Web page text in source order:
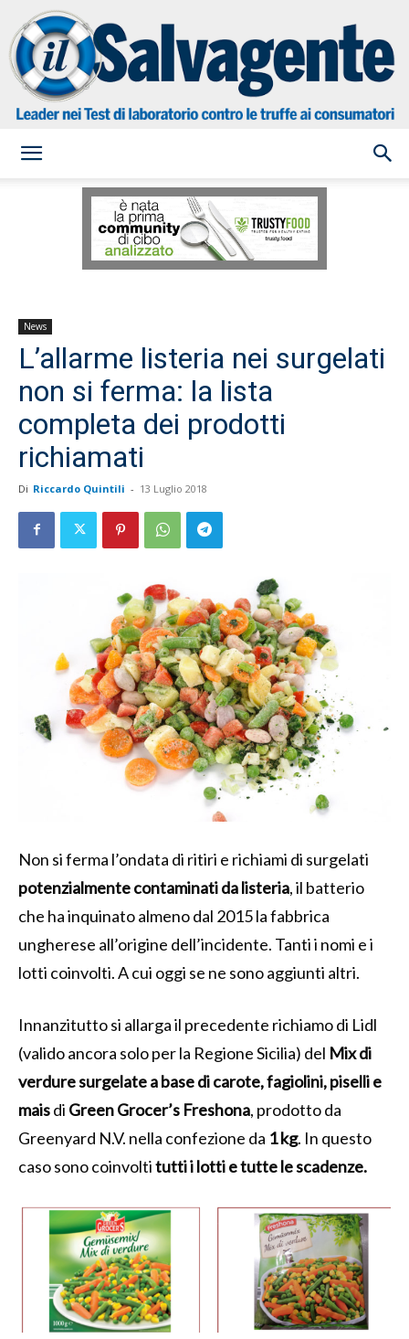
Salvagente
News
L’allarme listeria nei surgelati
non si ferma: la lista
completa dei prodotti
richiamati
Di Riccardo Quintili - 13 Luglio 2018
Non si ferma l’ondata di ritiri e richiami di surgelati
potenzialmente contaminati da listeria, il batterio
che ha inquinato almeno dal 2015 la fabbrica
ungherese all’origine dell’incidente. Tanti i nomi e i
lotti coinvolti. A cui oggi se ne sono aggiunti altri.
Innanzitutto si allarga il precedente richiamo di Lidl
(valido ancora solo per la Regione Sicilia) del Mix di
verdure surgelate a base di carote, fagiolini, piselli e
maisdi Green Grocer’s Freshona, prodotto da
Greenyard N.V. nella confezione da 1 kg. In questo
caso sono coinvoltitutti i lotti e tutte le scadenze.